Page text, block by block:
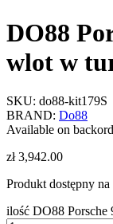
DO88
wlot w
SKU: do88-kit179S
BRAND: Do88
Available on
zł3,942.00
Produkt dostępny
ilość DO88